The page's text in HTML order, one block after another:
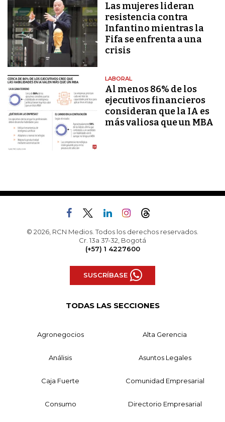
Las mujeres lideran
resistencia contra
Infantino mientras la
Fifa se enfrenta a una
crisis
LABORAL
Al menos 86% de los
ejecutivos financieros
consideran que la IA es
más valiosa que un MBA
© 2026, RCN Medios. Todos los derechos reservados.
Cr. 13a 37-32, Bogotá
(+57) 1 4227600
SUSCRÍBASE
TODAS LAS SECCIONES
Agronegocios Alta Gerencia
Análisis Asuntos Legales
Caja Fuerte Comunidad Empresarial
Consumo Directorio Empresarial